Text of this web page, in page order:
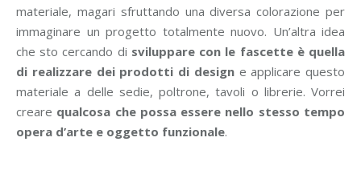
materiale, magari sfruttando una diversa colorazione per
immaginare un progetto totalmente nuovo. Un’altra idea
che sto cercando di sviluppare con le fascette è quella
di realizzare dei prodotti di designe applicare questo
materiale a delle sedie, poltrone, tavoli o librerie. Vorrei
creare qualcosa che possa essere nello stesso tempo
opera d’arte e oggetto funzionale.